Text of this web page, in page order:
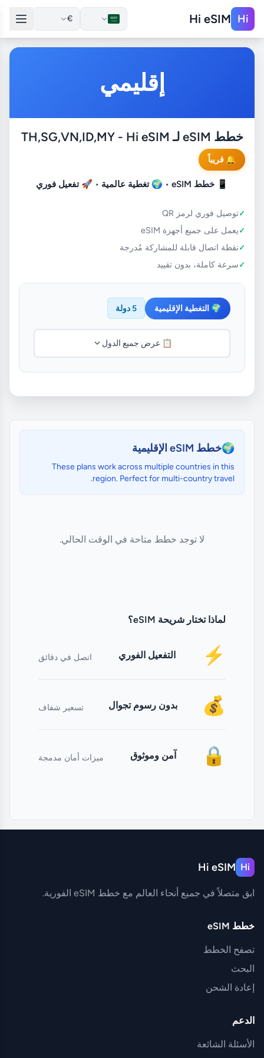
Hi
Hi eSIM
€
إقليمي
خطط eSIM لـ TH,SG,VN,ID,MY - Hi eSIM
🔔 قريباً
📱 خطط eSIM • 🌍تغطية عالمية • 🚀تفعيل فوري
توصيل فوري لرمز QR
يعمل على جميع أجهزة eSIM
نقطة اتصال قابلة للمشاركة مُدرجة
سرعة كاملة، بدون تقييد
🌍 التغطية الإقليمية 5 دولة
📋 عرض جميع الدول
🌍خطط eSIM الإقليمية
These plans work across multiple countries in this
region. Perfect for multi-country travel.
لا توجد خطط متاحة في الوقت الحالي.
لماذا تختار شريحة eSIM؟
⚡ التفعيل الفوري اتصل في دقائق
💰 بدون رسوم تجوال تسعير شفاف
🔒 آمن وموثوق ميزات أمان مدمجة
Hi
Hi eSIM
ابق متصلاً في جميع أنحاء العالم مع خطط eSIM الفورية.
خطط eSIM
تصفح الخطط
البحث
إعادة الشحن
الدعم
الأسئلة الشائعة